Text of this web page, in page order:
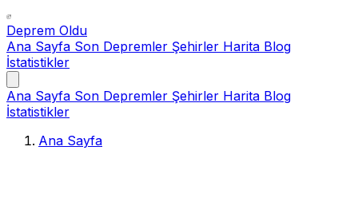
Deprem Oldu
Ana Sayfa Son Depremler Şehirler Harita Blog
İstatistikler
Ana Sayfa Son Depremler Şehirler Harita Blog
İstatistikler
Ana Sayfa